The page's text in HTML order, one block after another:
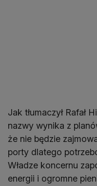
Jak tłumaczył Rafał
nazwy wynika z
że nie będzie
porty dlatego
Władze koncernu
energii i ogromne